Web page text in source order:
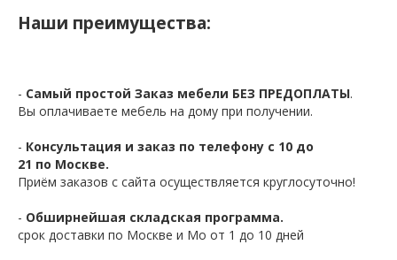
Наши преимущества:
- Самый простой Заказ мебели БЕЗ ПРЕДОПЛАТЫ.
Вы оплачиваете мебель на дому при получении.
- Консультация и заказ по телефону с 10 до
21 по Москве.
Приём заказов с сайта осуществляется круглосуточно!
- Обширнейшая складская программа.
срок доставки по Москве и Мо от 1 до 10 дней